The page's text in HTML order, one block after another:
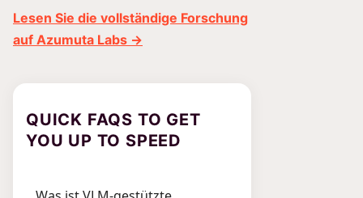
Lesen Sie die vollständige Forschung
auf Azumuta Labs →
QUICK FAQS TO GET
YOU UP TO SPEED